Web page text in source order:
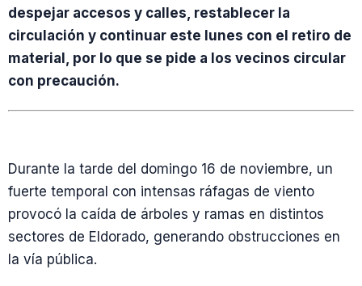
despejar accesos y calles, restablecer la
circulación y continuar este lunes con el retiro de
material, por lo que se pide a los vecinos circular
con precaución.
Durante la tarde del domingo 16 de noviembre, un
fuerte temporal con intensas ráfagas de viento
provocó la caída de árboles y ramas en distintos
sectores de Eldorado, generando obstrucciones en
la vía pública.